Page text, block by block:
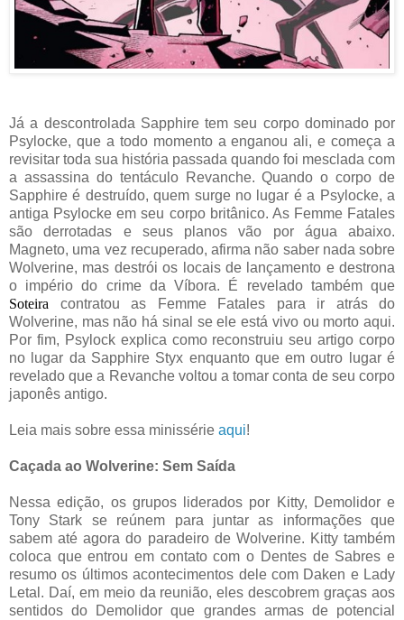
Já a descontrolada Sapphire tem seu corpo dominado por
Psylocke, que a todo momento a enganou ali, e começa a
revisitar toda sua história passada quando foi mesclada com
a assassina do tentáculo Revanche. Quando o corpo de
Sapphire é destruído, quem surge no lugar é a Psylocke, a
antiga Psylocke em seu corpo britânico. As Femme Fatales
são derrotadas e seus planos vão por água abaixo.
Magneto, uma vez recuperado, afirma não saber nada sobre
Wolverine, mas destrói os locais de lançamento e destrona
o império do crime da Víbora. É revelado também que
Soteira contratou as Femme Fatales para ir atrás do
Wolverine, mas não há sinal se ele está vivo ou morto aqui.
Por fim, Psylock explica como reconstruiu seu artigo corpo
no lugar da Sapphire Styx enquanto que em outro lugar é
revelado que a Revanche voltou a tomar conta de seu corpo
japonês antigo.
Leia mais sobre essa minissérie aqui!
Caçada ao Wolverine: Sem Saída
Nessa edição, os grupos liderados por Kitty, Demolidor e
Tony Stark se reúnem para juntar as informações que
sabem até agora do paradeiro de Wolverine. Kitty também
coloca que entrou em contato com o Dentes de Sabres e
resumo os últimos acontecimentos dele com Daken e Lady
Letal. Daí, em meio da reunião, eles descobrem graças aos
sentidos do Demolidor que grandes armas de potencial